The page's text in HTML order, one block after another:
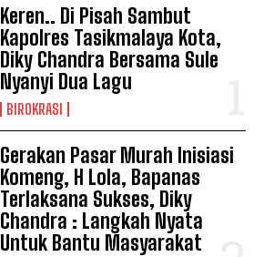
Keren.. Di Pisah Sambut
Kapolres Tasikmalaya Kota,
Diky Chandra Bersama Sule
Nyanyi Dua Lagu
BIROKRASI
Gerakan Pasar Murah Inisiasi
Komeng, H Lola, Bapanas
Terlaksana Sukses, Diky
Chandra : Langkah Nyata
Untuk Bantu Masyarakat